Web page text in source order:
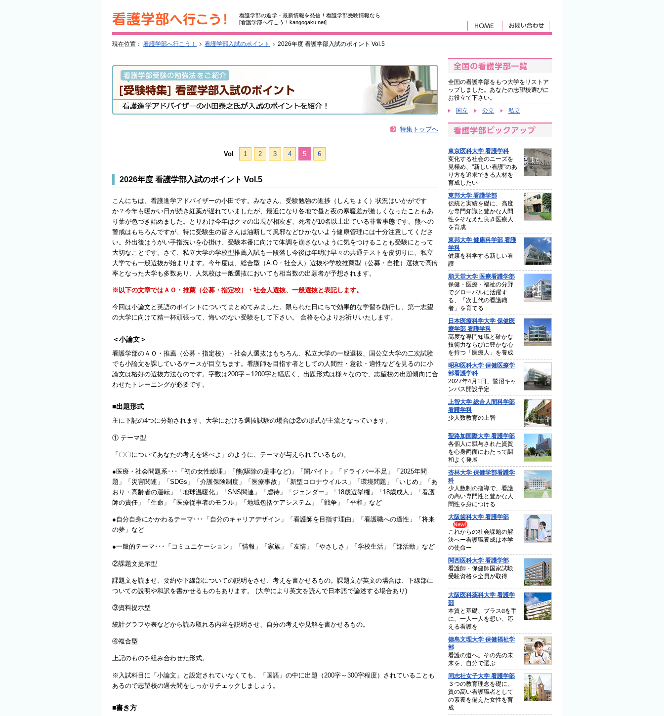
看護学部の進学・最新情報を発信！看護学部受験情報なら
[看護学部へ行こう！kangogaku.net]
現在位置： 看護学部へ行こう！ 看護学部入試のポイント 2026年度 看護学部入試のポイント Vol.5
特集トップへ
Vol 1 2 3 4 5 6
2026年度 看護学部入試のポイント Vol.5
こんにちは。看護進学アドバイザーの小田です。みなさん、受験勉強の進捗（しんちょく）状況はいかがです
か？今年も暖かい日が続き紅葉が遅れていましたが、最近になり各地で昼と夜の寒暖差が激しくなったこともあ
り葉が色づき始めました。とりわけ今年はクマの出現が相次ぎ、死者が10名以上出ている非常事態です。熊への
警戒はもちろんですが、特に受験生の皆さんは油断して風邪などひかないよう健康管理には十分注意してくださ
い。外出後はうがい手指洗いを心掛け、受験本番に向けて体調を崩さないように気をつけることも受験にとって
大切なことです。さて、私立大学の学校型推薦入試も一段落し今後は年明け早々の共通テストを皮切りに、私立
大学でも一般選抜が始まります。今年度は、総合型（A.O・社会人）選抜や学校推薦型（公募・自推）選抜で高倍
率となった大学も多数あり、人気校は一般選抜においても相当数の出願者が予想されます。
※以下の文章ではＡＯ・推薦（公募・指定校）・社会人選抜、一般選抜と表記します。
今回は小論文と英語のポイントについてまとめてみました。限られた日にちで効果的な学習を励行し、第一志望
の大学に向けて精一杯頑張って、悔いのない受験をして下さい。 合格を心よりお祈りいたします。
＜小論文＞
看護学部のＡＯ・推薦（公募・指定校）・社会人選抜はもちろん、私立大学の一般選抜、国公立大学の二次試験
でも小論文を課しているケースが目立ちます。看護師を目指す者としての人間性・意欲・適性などを見るのに小
論文は格好の選抜方法なのです。字数は200字～1200字と幅広く、出題形式は様々なので、志望校の出題傾向に合
わせたトレーニングが必要です。
■出題形式
主に下記の4つに分類されます。大学における選抜試験の場合は②の形式が主流となっています。
① テーマ型
「〇〇についてあなたの考えを述べよ」のように、テーマが与えられているもの。
●医療・社会問題系･･･「初の女性総理」「熊(駆除の是非など)」「闇バイト」「ドライバー不足」「2025年問
題」「災害関連」「SDGs」「介護保険制度」「医療事故」「新型コロナウイルス」「環境問題」「いじめ」「あ
おり・高齢者の運転」「地球温暖化」「SNS関連」「虐待」「ジェンダー」「18歳選挙権」「18歳成人」「看護
師の責任」「生命」「医療従事者のモラル」「地域包括ケアシステム」「戦争」「平和」など
●自分自身にかかわるテーマ･･･「自分のキャリアデザイン」「看護師を目指す理由」「看護職への適性」「将来
の夢」など
●一般的テーマ･･･「コミュニケーション」「情報」「家族」「友情」「やさしさ」「学校生活」「部活動」など
②課題文提示型
課題文を読ませ、要約や下線部についての説明をさせ、考えを書かせるもの。課題文が英文の場合は、下線部に
ついての説明や和訳を書かせるものもあります。 (大学により英文を読んで日本語で論述する場合あり)
③資料提示型
統計グラフや表などから読み取れる内容を説明させ、自分の考えや見解を書かせるもの。
④複合型
上記のものを組み合わせた形式。
※入試科目に「小論文」と設定されていなくても、「国語」の中に出題（200字～300字程度）されていることも
あるので志望校の過去問をしっかりチェックしましょう。
■書き方
全国の看護学部をもつ大学をリストア
ップしました。あなたの志望校選びに
お役立て下さい。
国立
公立 私立
東京医科大学 看護学科
変化する社会のニーズを
見極め、"新しい看護"のあ
り方を追求できる人材を
育成したい
東邦大学 看護学部
伝統と実績を礎に、高度
な専門知識と豊かな人間
性をそなえた良き医療人
を育成
東邦大学 健康科学部 看護
学科
健康を科学する新しい看
護
順天堂大学 医療看護学部
保健・医療・福祉の分野
でグローバルに活躍す
る、「次世代の看護職
者」を育てる
日本医療科学大学 保健医
療学部 看護学科
高度な専門知識と確かな
技術力ならびに豊かな心
を持つ「医療人」を養成
昭和医科大学 保健医療学
部看護学科
2027年4月1日、鷺沼キャ
ンパス開設予定
上智大学 総合人間科学部
看護学科
少人数教育の上智
聖路加国際大学 看護学部
各個人に賦与された資質
を心身両面にわたって調
和よく発展
杏林大学 保健学部看護学
科
少人数制の指導で、看護
の高い専門性と豊かな人
間性を身につける
大阪歯科大学 看護学部
これからの社会課題の解
決へー看護職養成は本学
の使命ー
関西医科大学 看護学部
看護師・保健師国家試験
受験資格を全員が取得
大阪医科薬科大学 看護学
部
本質と基礎、プラスαを手
に、一人一人を想い、応
える看護を
徳島文理大学 保健福祉学
部
看護の道へ。その先の未
来を、自分で選ぶ
同志社女子大学 看護学部
３つの教育理念を礎に、
質の高い看護職者として
の素養を備えた女性を育
成